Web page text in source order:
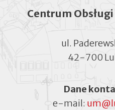
Centrum
ul.
42-700
Dane
e-mail: